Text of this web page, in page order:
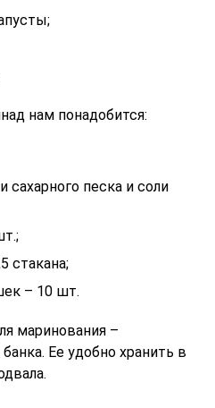
нам понадобится:
сахарного песка и соли
стакана;
– 10 шт.
маринования –
Ее удобно хранить в